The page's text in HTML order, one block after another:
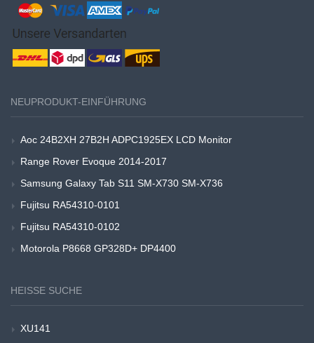
NEUPRODUKT-EINFÜHRUNG
Aoc 24B2XH 27B2H ADPC1925EX LCD Monitor
Range Rover Evoque 2014-2017
Samsung Galaxy Tab S11 SM-X730 SM-X736
Fujitsu RA54310-0101
Fujitsu RA54310-0102
Motorola P8668 GP328D+ DP4400
HEISSE SUCHE
XU141